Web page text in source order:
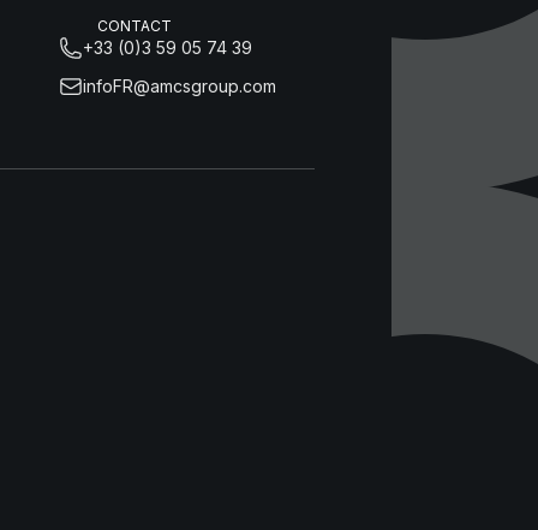
CONTACT
+33 (0)3 59 05 74 39
infoFR@amcsgroup.com